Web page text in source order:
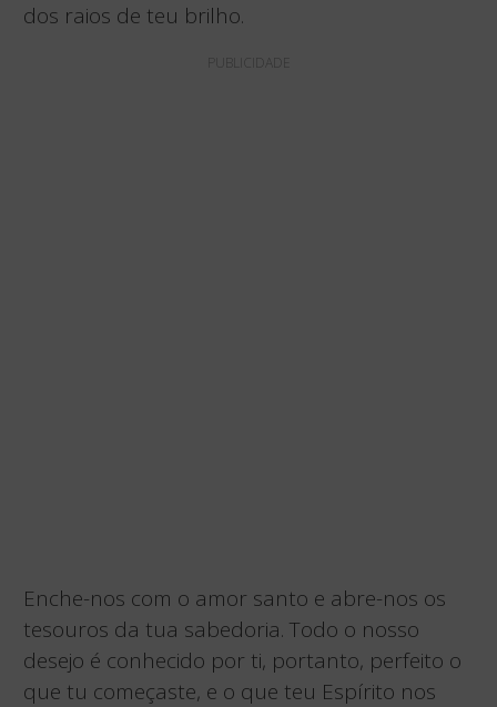
dos raios de teu brilho.
PUBLICIDADE
Enche-nos com o amor santo e abre-nos os
tesouros da tua sabedoria. Todo o nosso
desejo é conhecido por ti, portanto, perfeito o
que tu começaste, e o que teu Espírito nos